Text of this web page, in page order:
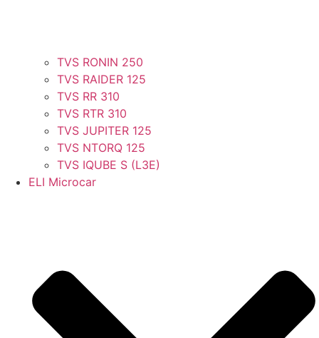
TVS RONIN 250
TVS RAIDER 125
TVS RR 310
TVS RTR 310
TVS JUPITER 125
TVS NTORQ 125
TVS IQUBE S (L3E)
ELI Microcar